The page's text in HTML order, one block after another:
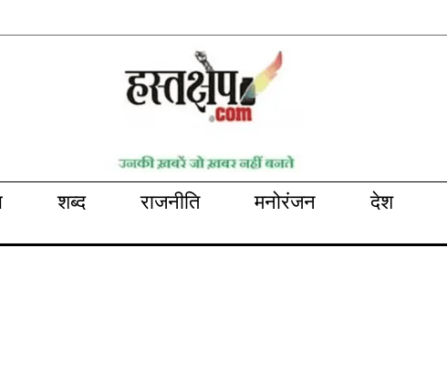
शब्द राजनीति मनोरंजन देश